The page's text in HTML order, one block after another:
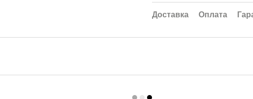
Доставка Оплата